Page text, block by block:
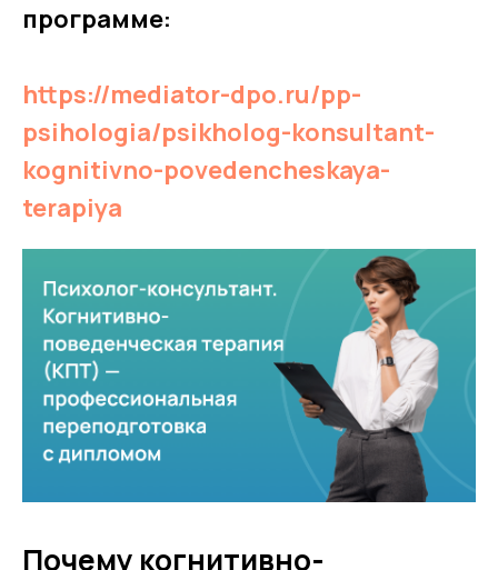
программе:
https://mediator-dpo.ru/pp-
psihologia/psikholog-konsultant-
kognitivno-povedencheskaya-
terapiya
Почему когнитивно-